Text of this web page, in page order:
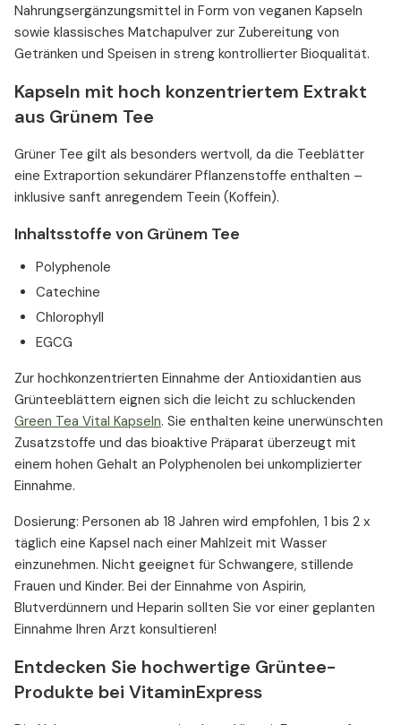
Nahrungsergänzungsmittel in Form von veganen Kapseln
sowie klassisches Matchapulver zur Zubereitung von
Getränken und Speisen in streng kontrollierter Bioqualität.
Kapseln mit hoch konzentriertem Extrakt
aus Grünem Tee
Grüner Tee gilt als besonders wertvoll, da die Teeblätter
eine Extraportion sekundärer Pflanzenstoffe enthalten –
inklusive sanft anregendem Teein (Koffein).
Inhaltsstoffe von Grünem Tee
Polyphenole
Catechine
Chlorophyll
EGCG
Zur hochkonzentrierten Einnahme der Antioxidantien aus
Grünteeblättern eignen sich die leicht zu schluckenden
Green Tea Vital Kapseln. Sie enthalten keine unerwünschten
Zusatzstoffe und das bioaktive Präparat überzeugt mit
einem hohen Gehalt an Polyphenolen bei unkomplizierter
Einnahme.
Dosierung: Personen ab 18 Jahren wird empfohlen, 1 bis 2 x
täglich eine Kapsel nach einer Mahlzeit mit Wasser
einzunehmen. Nicht geeignet für Schwangere, stillende
Frauen und Kinder. Bei der Einnahme von Aspirin,
Blutverdünnern und Heparin sollten Sie vor einer geplanten
Einnahme Ihren Arzt konsultieren!
Entdecken Sie hochwertige Grüntee-
Produkte bei VitaminExpress